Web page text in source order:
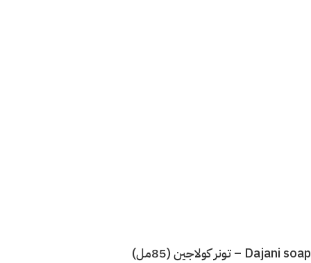
Dajani soap – تونر كولاجين (85مل)